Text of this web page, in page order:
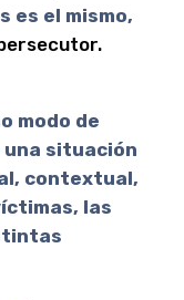
es el mismo,
modo de
una situación
contextual,
las